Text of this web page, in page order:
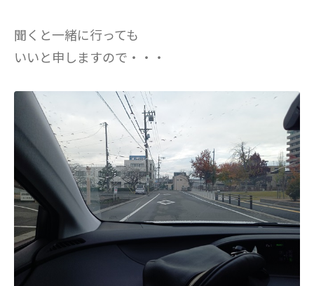
聞くと一緒に行っても
いいと申しますので・・・